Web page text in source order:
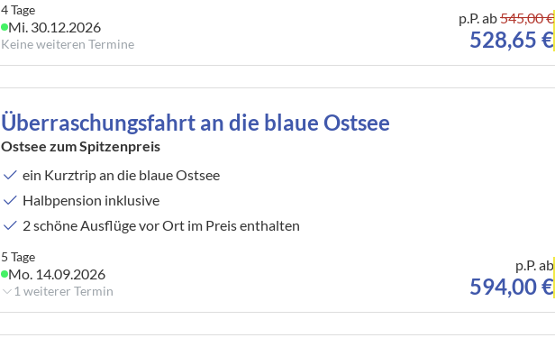
0Reise/n auf deiner Merkliste
4 Tage
Mi. 30.12.2026
Keine weiteren Termine
p.P. ab545,00 €
528,65 €
Überraschungsfahrt an die blaue Ostsee
Ostsee zum Spitzenpreis
ein Kurztrip an die blaue Ostsee
Halbpension inklusive
2 schöne Ausflüge vor Ort im Preis enthalten
5 Tage
Mo. 14.09.2026
1 weiterer Termin
p.P. ab
594,00 €